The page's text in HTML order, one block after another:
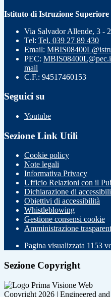
Istituto di Istruzione
Via Salvador Allende, 3 -
Tel: Tel. 039 27 89 430
Email:
PEC:
mail
C.F.: 94517460153
Seguici su
Youtube
Sezione Link Utili
Cookie policy
Note legali
Informativa Privacy
Ufficio Relazioni con il
Dichiarazione di
Obiettivi di accessibilità
Whistleblowing
Gestione consensi cookie
Amministrazione
Pagina visualizzata 1153
Sezione Copyright
Copyright 2026 | Engineered